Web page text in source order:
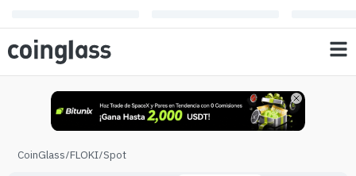
CoinGlass/FLOKI/Spot